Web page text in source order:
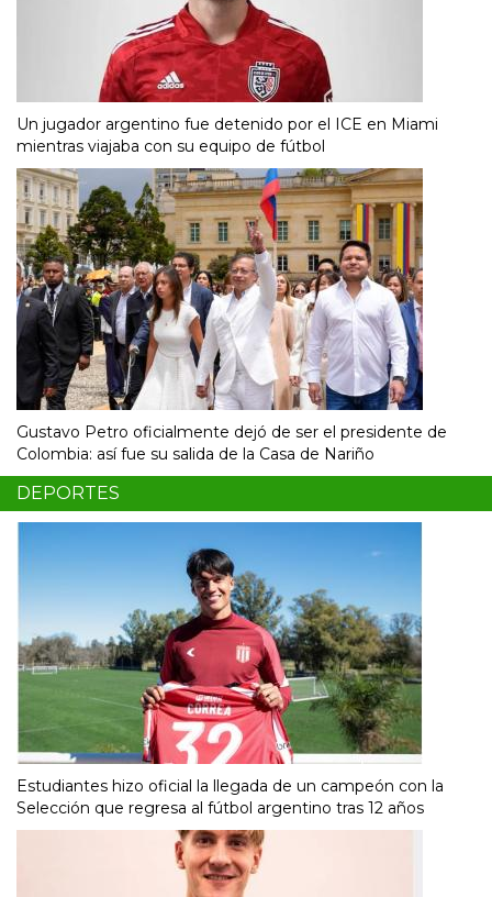
Un jugador argentino fue detenido por el ICE en Miami
mientras viajaba con su equipo de fútbol
Gustavo Petro oficialmente dejó de ser el presidente de
Colombia: así fue su salida de la Casa de Nariño
DEPORTES
Estudiantes hizo oficial la llegada de un campeón con la
Selección que regresa al fútbol argentino tras 12 años